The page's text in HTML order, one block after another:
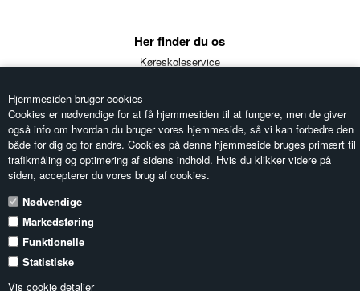
Hjemmesiden bruger cookies
Cookies er nødvendige for at få hjemmesiden til at fungere, men de giver
også info om hvordan du bruger vores hjemmeside, så vi kan forbedre den
både for dig og for andre. Cookies på denne hjemmeside bruges primært til
trafikmåling og optimering af sidens indhold. Hvis du klikker videre på
siden, accepterer du vores brug af cookies.
Nødvendige
Markedsføring
Funktionelle
Statistiske
Vis cookie detaljer
Her finder du os
Køreskoleservice
Telefon: 6333 1510
Email: koreskoleservice@dekra.dk
CVR: 33585586
Information